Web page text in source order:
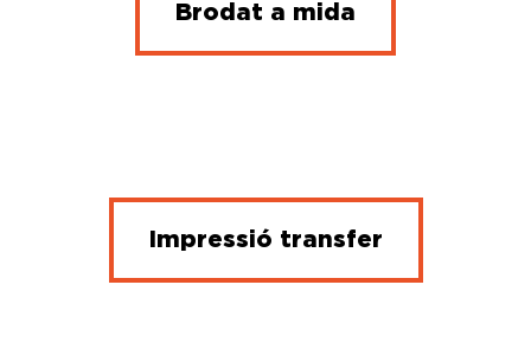
Brodat a mida
Impressió transfer